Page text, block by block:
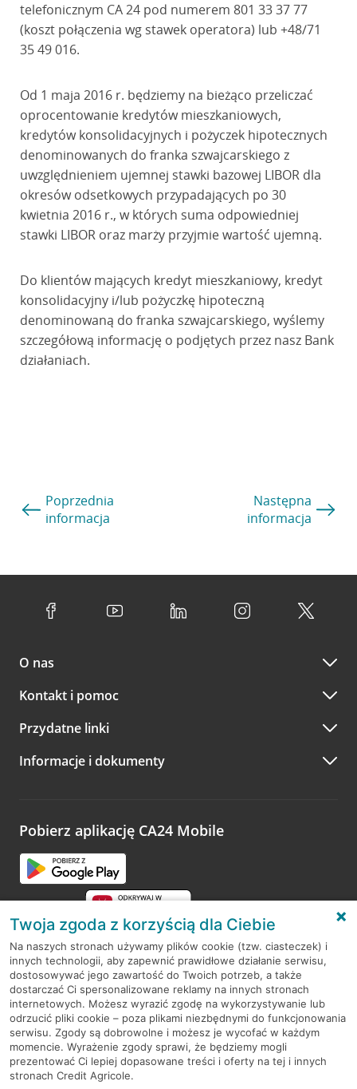
telefonicznym CA 24 pod numerem 801 33 37 77
(koszt połączenia wg stawek operatora) lub +48/71
35 49 016.
Od 1 maja 2016 r. będziemy na bieżąco przeliczać
oprocentowanie kredytów mieszkaniowych,
kredytów konsolidacyjnych i pożyczek hipotecznych
denominowanych do franka szwajcarskiego z
uwzględnieniem ujemnej stawki bazowej LIBOR dla
okresów odsetkowych przypadających po 30
kwietnia 2016 r., w których suma odpowiedniej
stawki LIBOR oraz marży przyjmie wartość ujemną.
Do klientów mających kredyt mieszkaniowy, kredyt
konsolidacyjny i/lub pożyczkę hipoteczną
denominowaną do franka szwajcarskiego, wyślemy
szczegółową informację o podjętych przez nasz Bank
działaniach.
Poprzednia
informacja
Następna
informacja
O nas
Kontakt i pomoc
Przydatne linki
Informacje i dokumenty
Pobierz aplikację CA24 Mobile
RODO
Regulamin serwisu
Mapa serwisu
PolitykaCookies
Twoja zgoda z korzyścią dla Ciebie
Na naszych stronach używamy plików cookie (tzw. ciasteczek) i
innych technologii, aby zapewnić prawidłowe działanie serwisu,
dostosowywać jego zawartość do Twoich potrzeb, a także
dostarczać Ci spersonalizowane reklamy na innych stronach
internetowych. Możesz wyrazić zgodę na wykorzystywanie lub
odrzucić pliki cookie – poza plikami niezbędnymi do funkcjonowania
serwisu. Zgody są dobrowolne i możesz je wycofać w każdym
momencie. Wyrażenie zgody sprawi, że będziemy mogli
prezentować Ci lepiej dopasowane treści i oferty na tej i innych
stronach Credit Agricole.